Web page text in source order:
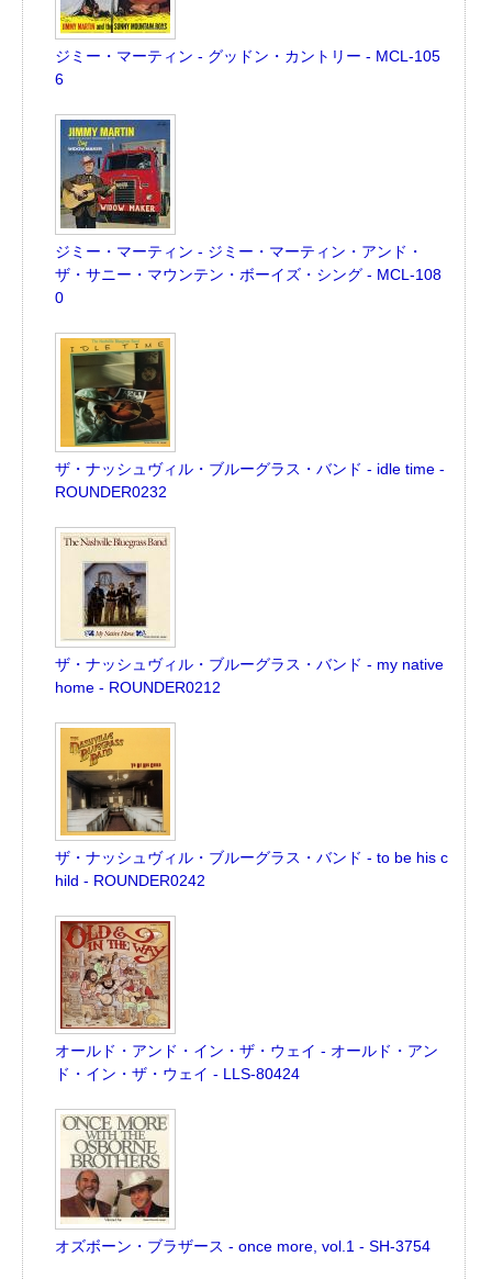
ジミー・マーティン - グッドン・カントリー - MCL-105
6
ジミー・マーティン - ジミー・マーティン・アンド・
ザ・サニー・マウンテン・ボーイズ・シング - MCL-108
0
ザ・ナッシュヴィル・ブルーグラス・バンド - idle time -
ROUNDER0232
ザ・ナッシュヴィル・ブルーグラス・バンド - my native
home - ROUNDER0212
ザ・ナッシュヴィル・ブルーグラス・バンド - to be his c
hild - ROUNDER0242
オールド・アンド・イン・ザ・ウェイ - オールド・アン
ド・イン・ザ・ウェイ - LLS-80424
オズボーン・ブラザース - once more, vol.1 - SH-3754